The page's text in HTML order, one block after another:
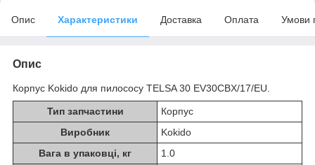
Опис Характеристики Доставка Оплата Умови
Опис
Корпус Kokido для пилососу TELSA 30 EV30CBX/17/EU.
Тип запчастини
Корпус
Виробник
Kokido
Вага в упаковці, кг
1.0